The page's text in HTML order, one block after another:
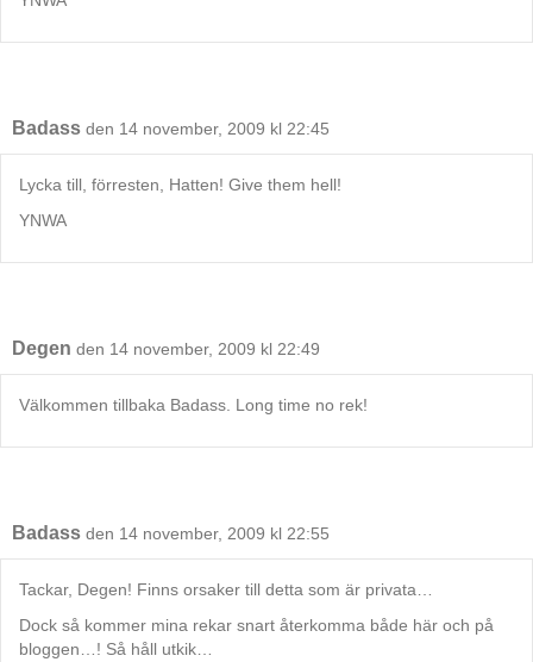
Badass den 14 november, 2009 kl 22:45
Lycka till, förresten, Hatten! Give them hell!
YNWA
Degen den 14 november, 2009 kl 22:49
Välkommen tillbaka Badass. Long time no rek!
Badass den 14 november, 2009 kl 22:55
Tackar, Degen! Finns orsaker till detta som är privata…
Dock så kommer mina rekar snart återkomma både här och på
bloggen…! Så håll utkik…